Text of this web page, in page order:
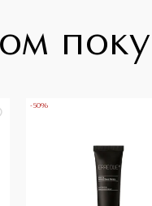
-50%